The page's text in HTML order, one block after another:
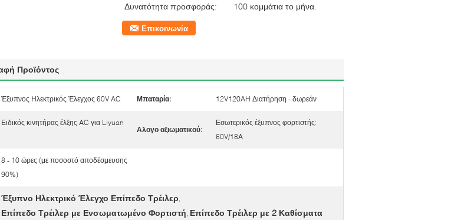
Δυνατότητα προσφοράς:
100 κομμάτια το μήνα.
Επικοινωνία
Προϊόντος
Έξυπνος Ηλεκτρικός Έλεγχος 60V AC Μπαταρία: 12V120AH Διατήρηση - δωρεάν
Ειδικός κινητήρας έλξης AC για Liyuan
Αλογο αξιωματικού:
Εσωτερικός έξυπνος φορτιστής:
60V/18A
8 - 10 ώρες (με ποσοστό αποδέσμευσης
90%)
Έξυπνο Ηλεκτρικό Έλεγχο Επίπεδο Τρέιλερ,
Επίπεδο Τρέιλερ με Ενσωματωμένο Φορτιστή, Επίπεδο Τρέιλερ με 2 Καθίσματα